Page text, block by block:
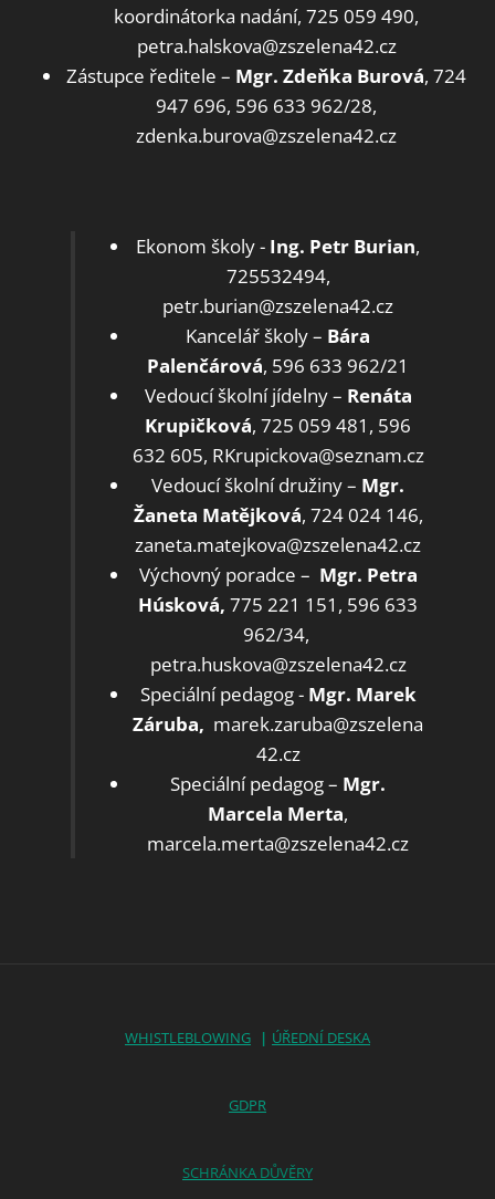
koordinátorka nadání, 725 059 490,
petra.halskova@zszelena42.cz
Zástupce ředitele – Mgr. Zdeňka Burová, 724
947 696, 596 633 962/28,
zdenka.burova@zszelena42.cz
Ekonom školy - Ing. Petr Burian,
725532494,
petr.burian@zszelena42.cz
Kancelář školy – Bára
Palenčárová, 596 633 962/21
Vedoucí školní jídelny – Renáta
Krupičková, 725 059 481, 596
632 605, RKrupickova@seznam.cz
Vedoucí školní družiny – Mgr.
Žaneta Matějková, 724 024 146,
zaneta.matejkova@zszelena42.cz
Výchovný poradce – Mgr. Petra
Húsková, 775 221 151, 596 633
962/34,
petra.huskova@zszelena42.cz
Speciální pedagog - Mgr. Marek
Záruba, marek.zaruba@zszelena
42.cz
Speciální pedagog – Mgr.
Marcela Merta,
marcela.merta@zszelena42.cz
WHISTLEBLOWING | ÚŘEDNÍ DESKA
GDPR
SCHRÁNKA DŮVĚRY